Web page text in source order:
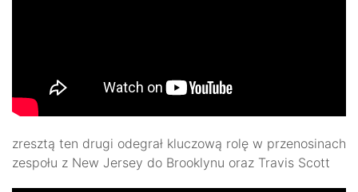
zresztą ten drugi odegrał kluczową rolę w przenosinach
zespołu z New Jersey do Brooklynu oraz Travis Scott